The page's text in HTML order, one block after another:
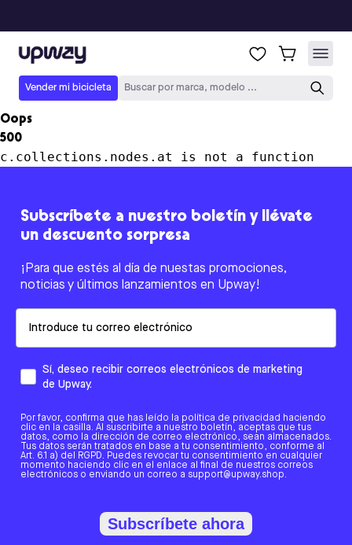
Upway
Vender mi bicicleta Buscar por marca, modelo ...
Oops
500
c.collections.nodes.at is not a function
Subscríbete a nuestro boletín y llévate
un descuento sorpresa
¡Para que estés al día de nuestas promociones,
noticias y últimos lanzamientos en Upway!
Sí, deseo recibir correos electrónicos de marketing
de Upway.
Por favor, confirma que has leído la política de privacidad haciendo
clic en la casilla. Al suscribirte a nuestro boletín, aceptas que tus
datos, como la dirección de correo electrónico, sean almacenados.
Tus datos serán tratados en base a tu consentimiento, conforme al
Art. 6.1 a) del RGPD. Puedes revocar tu consentimiento en cualquier
momento haciendo clic en el enlace al final de nuestros correos
electrónicos o enviando un correo a support@upway.shop.
Subscríbete ahora